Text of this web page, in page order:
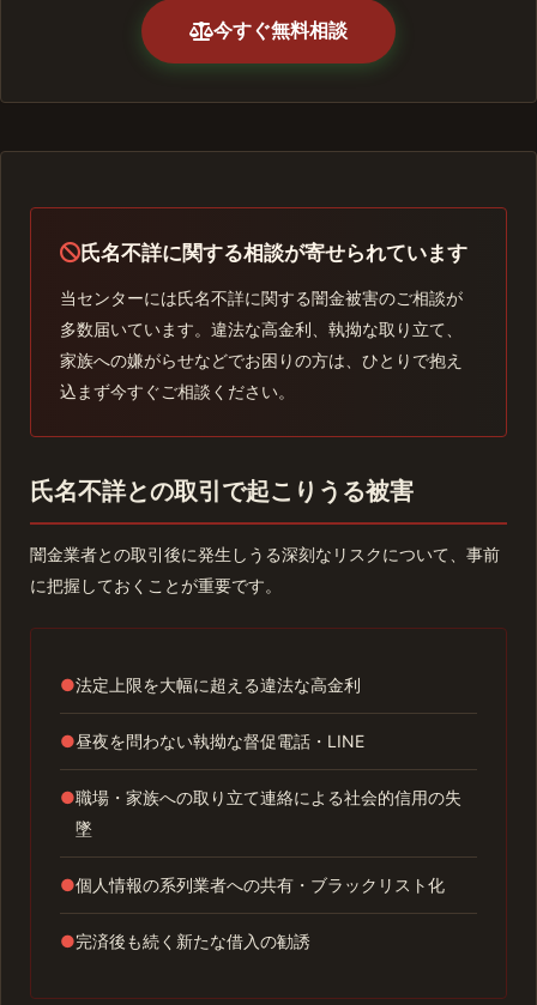
今すぐ無料相談
氏名不詳に関する相談が寄せられています
当センターには氏名不詳に関する闇金被害のご相談が
多数届いています。違法な高金利、執拗な取り立て、
家族への嫌がらせなどでお困りの方は、ひとりで抱え
込まず今すぐご相談ください。
氏名不詳との取引で起こりうる被害
闇金業者との取引後に発生しうる深刻なリスクについて、事前
に把握しておくことが重要です。
●法定上限を大幅に超える違法な高金利
●昼夜を問わない執拗な督促電話・LINE
●職場・家族への取り立て連絡による社会的信用の失
墜
●個人情報の系列業者への共有・ブラックリスト化
●完済後も続く新たな借入の勧誘